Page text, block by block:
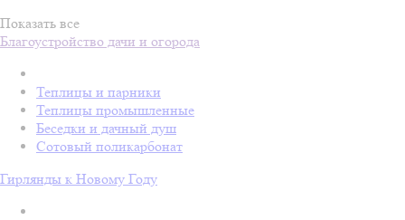
Показать все
Благоустройство дачи и огорода
Теплицы и парники
Теплицы промышленные
Беседки и дачный душ
Сотовый поликарбонат
Гирлянды к Новому Году